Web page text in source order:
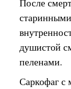
После
душистой
пеленами.
Саркофаг с